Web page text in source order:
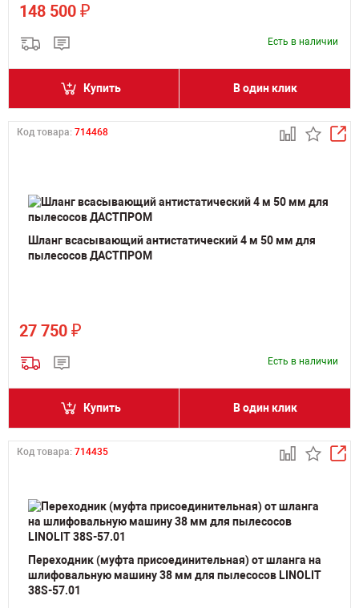
148 500 ₽
Есть в наличии
Купить В один клик
Код товара: 714468
Шланг всасывающий антистатический 4 м 50 мм для
пылесосов ДАСТПРОМ
27 750 ₽
Есть в наличии
Купить В один клик
Код товара: 714435
Переходник (муфта присоединительная) от шланга на
шлифовальную машину 38 мм для пылесосов LINOLIT
38S-57.01